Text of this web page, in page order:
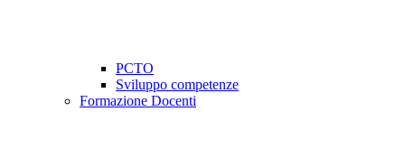
PCTO
Sviluppo competenze
Formazione Docenti